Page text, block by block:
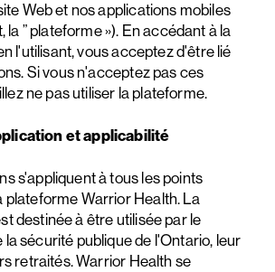
Web et nos applications mobiles
la ” plateforme »). En accédant à la
l'utilisant, vous acceptez d'être lié
Si vous n'acceptez pas ces
ne pas utiliser la plateforme.
et applicabilité
s'appliquent à tous les points
plateforme Warrior Health. La
destinée à être utilisée par le
la sécurité publique de l'Ontario, leur
retraités. Warrior Health se